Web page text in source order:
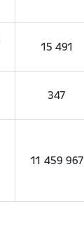
15 491
347
11 459 967